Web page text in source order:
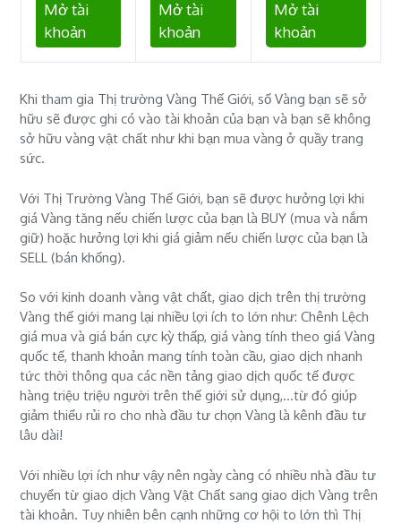
Mở tài
khoản
Mở tài
khoản
Mở tài
khoản
Khi tham gia Thị trường Vàng Thế Giới, số Vàng bạn sẽ sở
hữu sẽ được ghi có vào tài khoản của bạn và bạn sẽ không
sở hữu vàng vật chất như khi bạn mua vàng ở quầy trang
sức.
Với Thị Trường Vàng Thế Giới, bạn sẽ được hưởng lợi khi
giá Vàng tăng nếu chiến lược của bạn là BUY (mua và nắm
giữ) hoặc hưởng lợi khi giá giảm nếu chiến lược của bạn là
SELL (bán khống).
So với kinh doanh vàng vật chất, giao dịch trên thị trường
Vàng thế giới mang lại nhiều lợi ích to lớn như: Chênh Lệch
giá mua và giá bán cực kỳ thấp, giá vàng tính theo giá Vàng
quốc tế, thanh khoản mang tính toàn cầu, giao dịch nhanh
tức thời thông qua các nền tảng giao dịch quốc tế được
hàng triệu triệu người trên thế giới sử dụng,...từ đó giúp
giảm thiểu rủi ro cho nhà đầu tư chọn Vàng là kênh đầu tư
lâu dài!
Với nhiều lợi ích như vậy nên ngày càng có nhiều nhà đầu tư
chuyển từ giao dịch Vàng Vật Chất sang giao dịch Vàng trên
tài khoản. Tuy nhiên bên cạnh những cơ hội to lớn thì Thị